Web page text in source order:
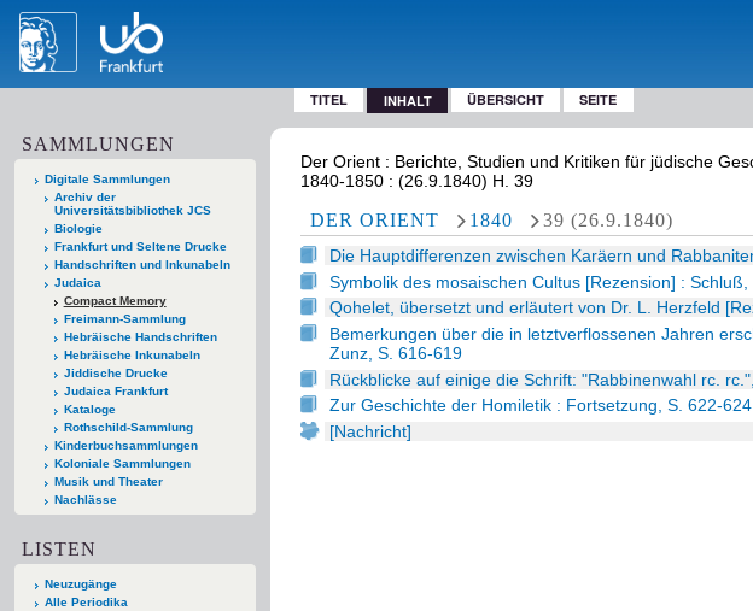
TITEL INHALT ÜBERSICHT SEITE
SAMMLUNGEN
Digitale Sammlungen
Archiv der
Universitätsbibliothek JCS
Biologie
Frankfurt und Seltene Drucke
Handschriften und Inkunabeln
Judaica
Compact Memory
Freimann-Sammlung
Hebräische Handschriften
Hebräische Inkunabeln
Jiddische Drucke
Judaica Frankfurt
Kataloge
Rothschild-Sammlung
Kinderbuchsammlungen
Koloniale Sammlungen
Musik und Theater
Nachlässe
LISTEN
Neuzugänge
Alle Periodika
Der Orient : Berichte, Studien und Kritiken für jüdische
1840-1850 : (26.9.1840) H. 39
DER ORIENT 1840 39 (26.9.1840)
Die Hauptdifferenzen zwischen Karäern und
Symbolik des mosaischen Cultus [Rezension] : Schluß,
Qohelet, übersetzt und erläutert von Dr. L. Herzfeld
Bemerkungen über die in letztverflossenen Jahren
Zunz, S. 616-619
Rückblicke auf einige die Schrift: "Rabbinenwahl rc.
Zur Geschichte der Homiletik : Fortsetzung, S. 622-624
[Nachricht]